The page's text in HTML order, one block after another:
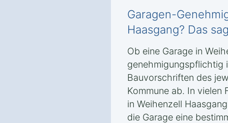
Garagen-
Haasgang? Das
Ob eine Garage in
genehmigungspflichtig
Bauvorschriften des
Kommune ab. In vielen
in Weihenzell
die Garage eine